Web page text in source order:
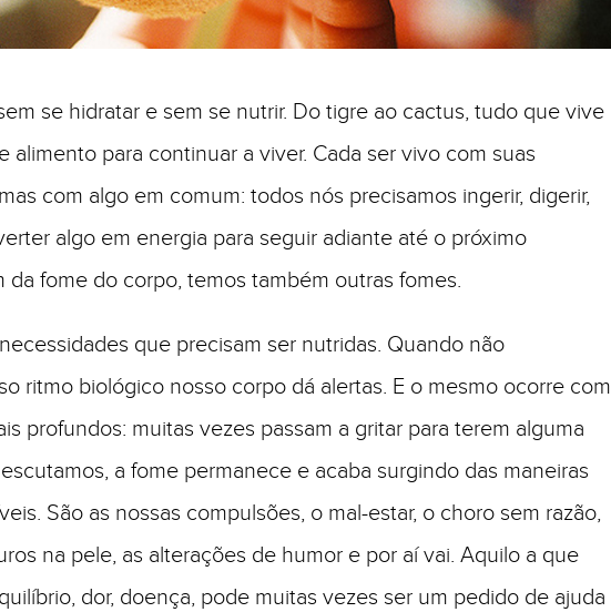
se hidratar e sem se nutrir. Do tigre ao cactus, tudo que vive
alimento para continuar a viver. Cada ser vivo com suas
com algo em comum: todos nós precisamos ingerir, digerir,
algo em energia para seguir adiante até o próximo
da fome do corpo, temos também outras fomes.
que precisam ser nutridas. Quando não
ritmo biológico nosso corpo dá alertas. E o mesmo ocorre com
profundos: muitas vezes passam a gritar para terem alguma
a fome permanece e acaba surgindo das maneiras
São as nossas compulsões, o mal-estar, o choro sem razão,
na pele, as alterações de humor e por aí­ vai. Aquilo a que
dor, doença, pode muitas vezes ser um pedido de ajuda